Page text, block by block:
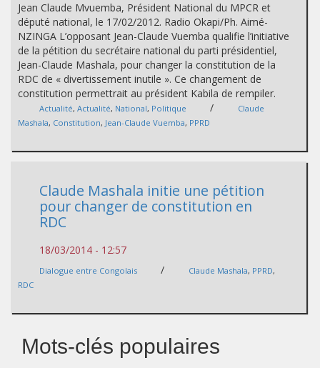
Jean Claude Mvuemba, Président National du MPCR et
député national, le 17/02/2012. Radio Okapi/Ph. Aimé-
NZINGA L’opposant Jean-Claude Vuemba qualifie l’initiative
de la pétition du secrétaire national du parti présidentiel,
Jean-Claude Mashala, pour changer la constitution de la
RDC de « divertissement inutile ». Ce changement de
constitution permettrait au président Kabila de rempiler.
Actualité, Actualité, National, Politique /
Claude
Mashala, Constitution, Jean-Claude Vuemba, PPRD
Claude Mashala initie une pétition
pour changer de constitution en
RDC
18/03/2014 - 12:57
Dialogue entre Congolais / Claude Mashala, PPRD,
RDC
Mots-clés populaires